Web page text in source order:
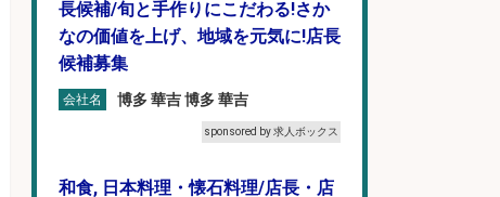
長候補/旬と手作りにこだわる!さか
なの価値を上げ、地域を元気に!店長
候補募集
会社名 博多 華吉 博多 華吉
sponsored by 求人ボックス
和食, 日本料理・懐石料理/店長・店